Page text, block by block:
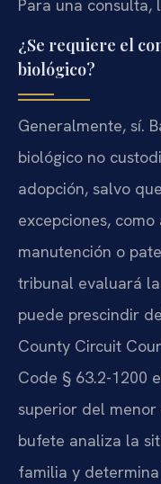
Para una consulta,
¿Se requiere el
biológico?
Generalmente, sí.
biológico no
adopción, salvo
excepciones,
manutención o
tribunal evaluará
puede prescindir
County Circuit
Code § 63.2-1200
superior del
bufete analiza la
familia y